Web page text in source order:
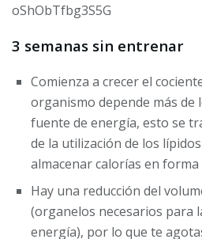
oShObTfbg3S5G
3 semanas sin entrenar
Comienza a crecer el
organismo depende más de
fuente de energía, esto se
de la utilización de los
almacenar calorías en forma
Hay una reducción del
(organelos necesarios para
energía), por lo que te